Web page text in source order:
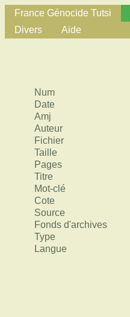
France Génocide Tutsi
Divers
Aide
Num
Date
Amj
Auteur
Fichier
Taille
Pages
Titre
Mot-clé
Cote
Source
Fonds d'archives
Type
Langue